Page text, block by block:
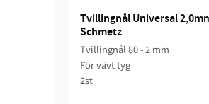
Tvillingnål Universal
Schmetz
Tvillingnål 80 - 2 mm
För vävt tyg
2st